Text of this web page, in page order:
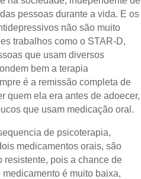
pessoas durante a vida. E os
não são muito
trabalhos como o STAR-D,
que usam diversos
bem a terapia
é a remissão completa de
quem ela era antes de adoecer,
que usam medicação oral.
de psicoterapia,
medicamentos orais, são
pois a chance de
é muito baixa,